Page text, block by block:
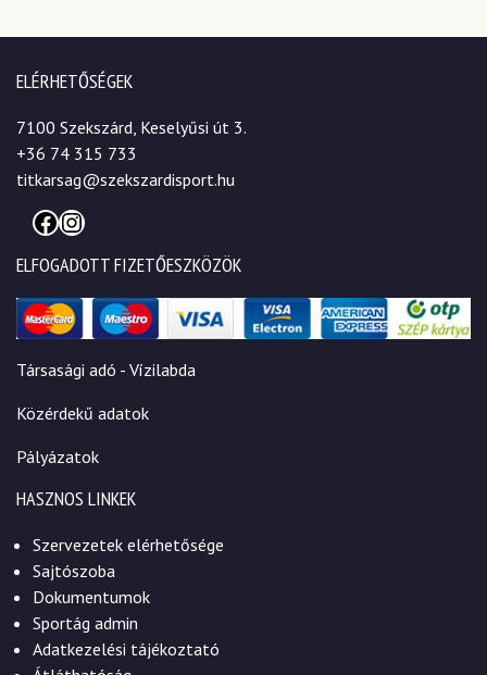
ELÉRHETŐSÉGEK
7100 Szekszárd, Keselyűsi út 3.
+36 74 315 733
titkarsag@szekszardisport.hu
Facebook
Instagram
ELFOGADOTT FIZETŐESZKÖZÖK
Társasági adó - Vízilabda
Közérdekű adatok
Pályázatok
HASZNOS LINKEK
Szervezetek elérhetősége
Sajtószoba
Dokumentumok
Sportág admin
Adatkezelési tájékoztató